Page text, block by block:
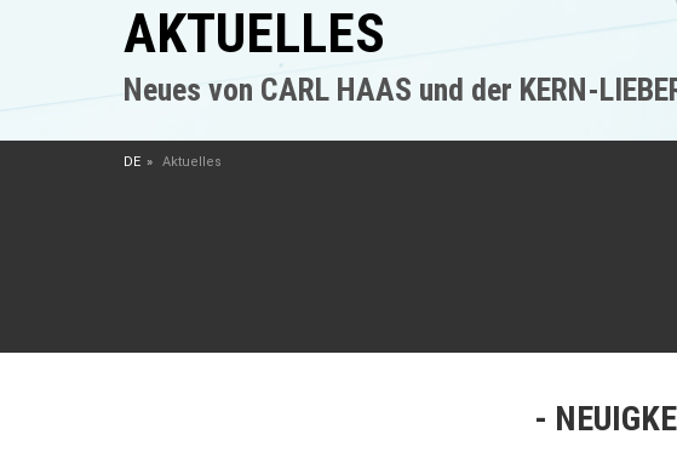
AKTUELLES
Neues von CARL HAAS und der KERN-
DE Aktuelles